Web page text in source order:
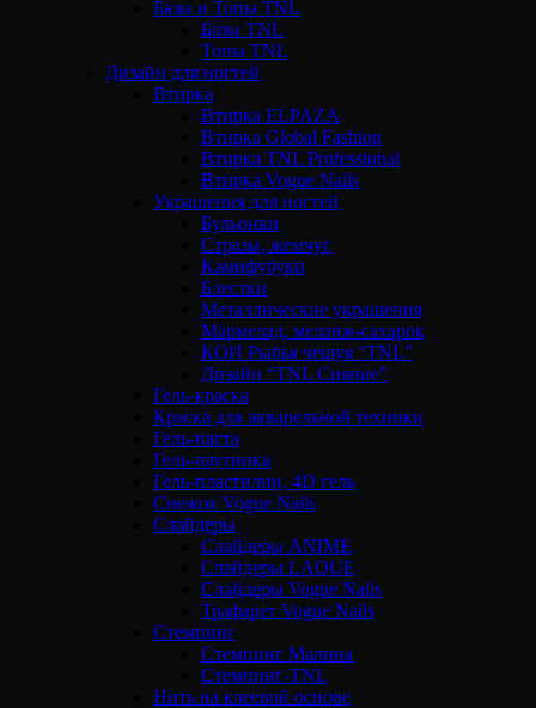
Базы и Топы TNL
Базы TNL
Топы TNL
Дизайн для ногтей
Втирка
Втирка ELPAZA
Втирка Global Fashion
Втирка TNL Professional
Втирка Vogue Nails
Украшения для ногтей
Бульонки
Стразы, жемчуг
Камифубуки
Блестки
Металлические украшения
Мармелад, меланж-сахарок
КОИ Рыбья чешуя “TNL”
Дизайн “TNL Сияние”
Гель-краска
Краска для акварельной техники
Гель-паста
Гель-паутинка
Гель-пластилин, 4D гель
Снежок Vogue Nails
Слайдеры
Слайдеры ANIME
Слайдеры LAQUE
Слайдеры Vogue Nails
Трафарет Vogue Nails
Стемпинг
Стемпинг Малина
Стемпинг-TNL
Нить на клеевой основе